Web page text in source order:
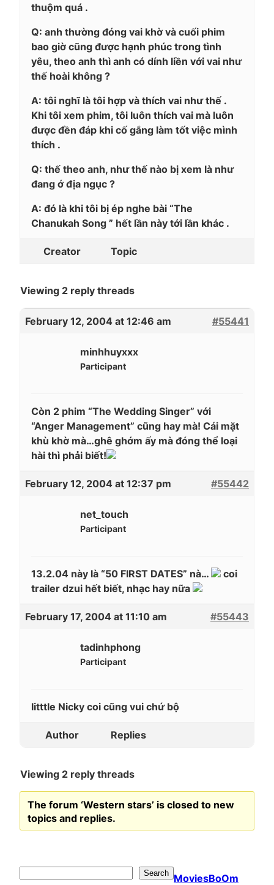
thuộm quá .
Q: anh thường đóng vai khờ và cuối phim
bao giờ cũng được hạnh phúc trong tình
yêu, theo anh thì anh có dính liền với vai như
thế hoài không ?
A: tôi nghĩ là tôi hợp và thích vai như thế .
Khi tôi xem phim, tôi luôn thích vai mà luôn
được đền đáp khi cố gắng làm tốt việc mình
thích .
Q: thế theo anh, như thế nào bị xem là như
đang ớ địa ngục ?
A: đó là khi tôi bị ép nghe bài “The
Chanukah Song ” hết lần này tới lần khác .
Creator Topic
Viewing 2 reply threads
February 12, 2004 at 12:46 am #55441
minhhuyxxx
Participant
Còn 2 phim “The Wedding Singer” với
“Anger Management” cũng hay mà! Cái mặt
khù khờ mà…ghê ghớm ấy mà đóng thể loại
hài thì phải biết!
February 12, 2004 at 12:37 pm #55442
net_touch
Participant
13.2.04 này là “50 FIRST DATES” nà…
coi
trailer dzui hết biết, nhạc hay nữa
February 17, 2004 at 11:10 am #55443
tadinhphong
Participant
litttle Nicky coi cũng vui chứ bộ
Author Replies
Viewing 2 reply threads
The forum ‘Western stars’ is closed to new
topics and replies.
Search MoviesBoOm